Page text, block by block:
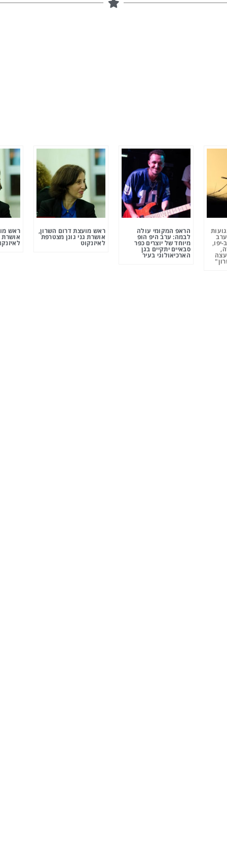
יפו,
הראפ המקומי עולה
לבמה: ערב היפ הופ
מיוחד של יוצרים כפר
סבאיים יתקיים בגן
הארכיאולוגי בעיר
ראש מועצת דרום השרון,
אושרת גני גונן מצטרפת
לאיזנקוט
ראש
אושרת